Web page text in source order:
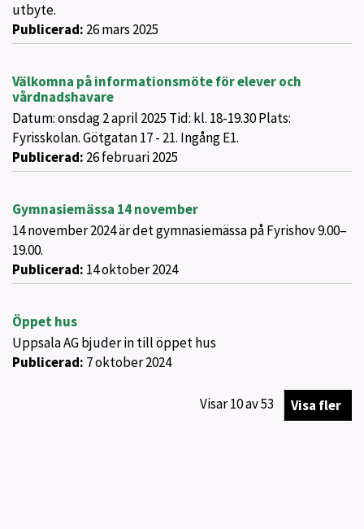
utbyte.
Publicerad: 26 mars 2025
Välkomna på informationsmöte för elever och
vårdnadshavare
Datum: onsdag 2 april 2025 Tid: kl. 18-19.30 Plats:
Fyrisskolan. Götgatan 17 - 21. Ingång E1.
Publicerad: 26 februari 2025
Gymnasiemässa 14 november
14 november 2024 är det gymnasiemässa på Fyrishov 9.00–
19.00.
Publicerad: 14 oktober 2024
Öppet hus
Uppsala AG bjuder in till öppet hus
Publicerad: 7 oktober 2024
Visar10av53 Visa fler